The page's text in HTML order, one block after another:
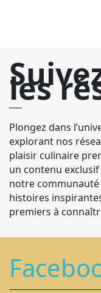
les
Plongez dans
explorant nos
plaisir culinaire
un contenu
notre communauté
histoires
premiers à